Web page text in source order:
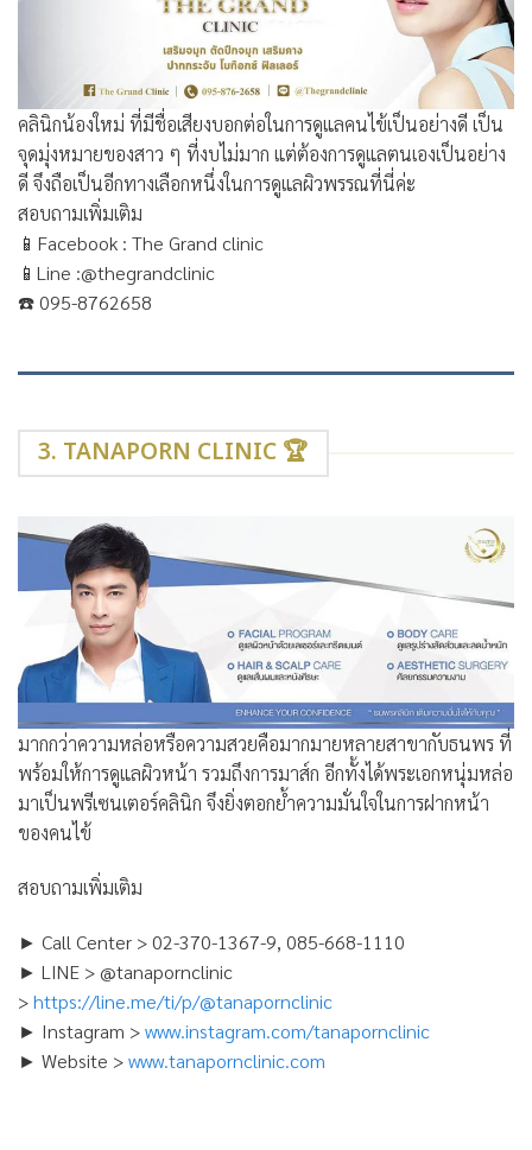
คลินิกน้องใหม่ ที่มีชื่อเสียงบอกต่อในการดูแลคนไข้เป็นอย่างดี เป็น
จุดมุ่งหมายของสาว ๆ ที่งบไม่มาก แต่ต้องการดูแลตนเองเป็นอย่าง
ดี จึงถือเป็นอีกทางเลือกหนึ่งในการดูแลผิวพรรณที่นี่ค่ะ
สอบถามเพิ่มเติม
📱 Facebook : The Grand clinic
📱 Line :@thegrandclinic
☎️095-8762658
3. TANAPORN CLINIC 🏆
มากกว่าความหล่อหรือความสวยคือมากมายหลายสาขากับธนพร ที่
พร้อมให้การดูแลผิวหน้า รวมถึงการมาส์ก อีกทั้งได้พระเอกหนุ่มหล่อ
มาเป็นพรีเซนเตอร์คลินิก จึงยิ่งตอกย้ำความมั่นใจในการฝากหน้า
ของคนไข้
สอบถามเพิ่มเติม
► Call Center > 02-370-1367-9, 085-668-1110
► LINE > @tanapornclinic
>https://line.me/ti/p/@tanapornclinic
► Instagram >www.instagram.com/tanapornclinic
► Website >www.tanapornclinic.com